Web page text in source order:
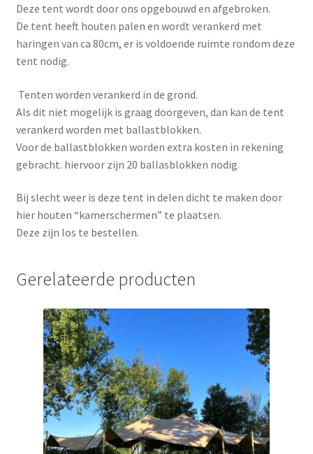
Deze tent wordt door ons opgebouwd en afgebroken.
De tent heeft houten palen en wordt verankerd met
haringen van ca 80cm, er is voldoende ruimte rondom deze
tent nodig.
Tenten worden verankerd in de grond.
Als dit niet mogelijk is graag doorgeven, dan kan de tent
verankerd worden met ballastblokken.
Voor de ballastblokken worden extra kosten in rekening
gebracht. hiervoor zijn 20 ballasblokken nodig.
Bij slecht weer is deze tent in delen dicht te maken door
hier houten “kamerschermen” te plaatsen.
Deze zijn los te bestellen.
Gerelateerde producten